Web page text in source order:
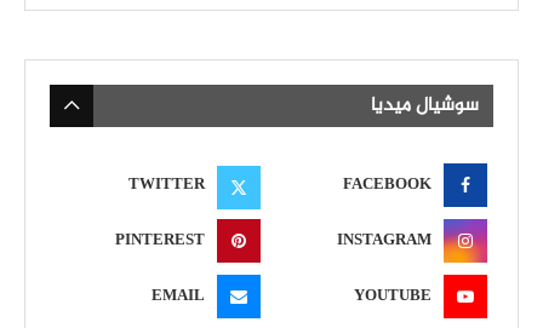
سوشيال ميديا
FACEBOOK
TWITTER
INSTAGRAM
PINTEREST
YOUTUBE
EMAIL